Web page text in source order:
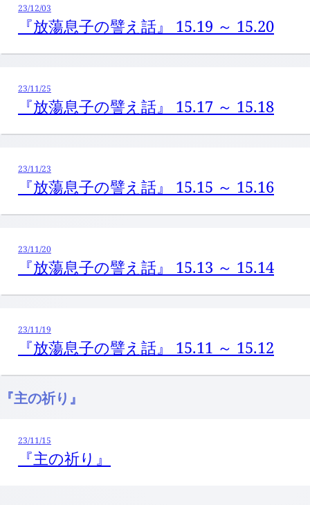
23/12/03
『放蕩息子の譬え話』 15.19 ～ 15.20
23/11/25
『放蕩息子の譬え話』 15.17 ～ 15.18
23/11/23
『放蕩息子の譬え話』 15.15 ～ 15.16
23/11/20
『放蕩息子の譬え話』 15.13 ～ 15.14
23/11/19
『放蕩息子の譬え話』 15.11 ～ 15.12
『主の祈り』
23/11/15
『主の祈り』